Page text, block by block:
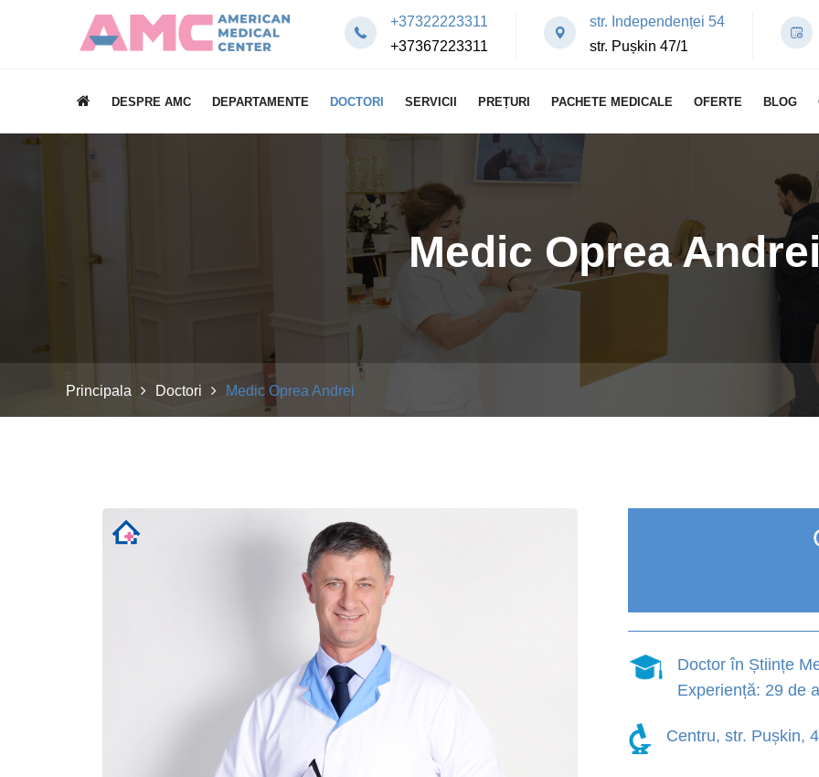
+37322223311
+37367223311
str. Independenței 54
str. Pușkin 47/1
DESPRE AMC DEPARTAMENTE DOCTORI SERVICII PREȚURI PACHETE MEDICALE OFERTE BLOG
Medic Oprea Andrei
Principala Doctori Medic Oprea Andrei
Doctor în Științe
Experiență: 29 de
Centru, str. Pușkin,